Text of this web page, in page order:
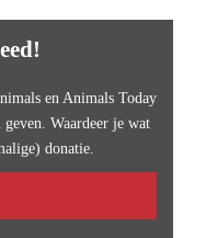
en Animals Today
Waardeer je wat
donatie.